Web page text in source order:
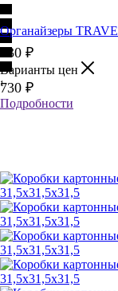
1
Органайзеры
730 ₽
Варианты цен
730 ₽
Подробности